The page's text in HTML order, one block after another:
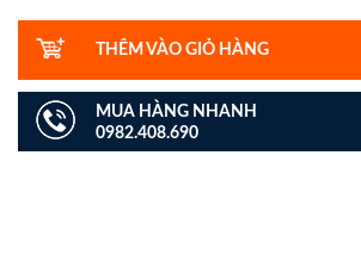
lượng
THÊM VÀO GIỎ HÀNG
MUA HÀNG NHANH
0982.408.690